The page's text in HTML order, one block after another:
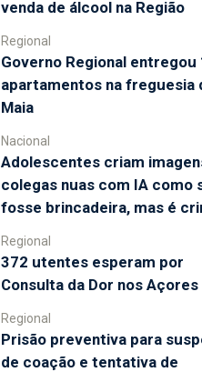
venda de álcool na Região
Regional
Governo Regional entregou
apartamentos na freguesia
Maia
Nacional
Adolescentes criam
colegas nuas com IA como
fosse brincadeira, mas é
Regional
372 utentes esperam por
Consulta da Dor nos Açores
Regional
Prisão preventiva para
de coação e tentativa de